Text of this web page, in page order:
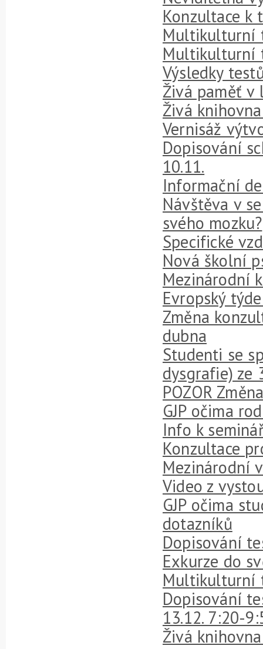
Konzultace k
Multikulturní
Multikulturní
Výsledky
Živá paměť v
Živá knihovna
Vernisáž
Dopisování
10.11.
Informační
Návštěva v
svého mozku?
Specifické
Nová školní
Mezinárodní
Evropský
Změna
dubna
Studenti se
dysgrafie) ze
POZOR
GJP očima
Info k
Konzultace
Mezinárodní
Video z
GJP očima
dotazníků
Dopisování
Exkurze do
Multikulturní
Dopisování
13.12. 7:20-
Živá